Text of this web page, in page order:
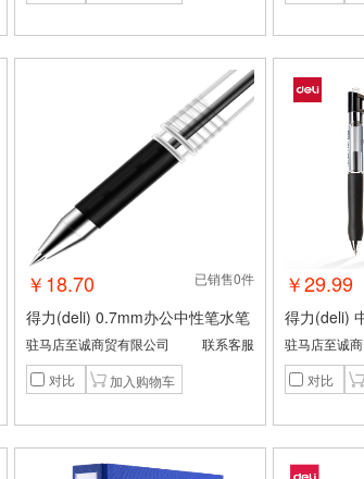
已销售0件
￥18.70
得力(deli) 0.7mm办公中性笔水笔
签字笔 12支/盒黑色S20 办公用品
驻马店至诚商贸有限公司
联系客服
对比
￥29.99
得力(deli)
弹头 12支/
驻马店至诚
对比